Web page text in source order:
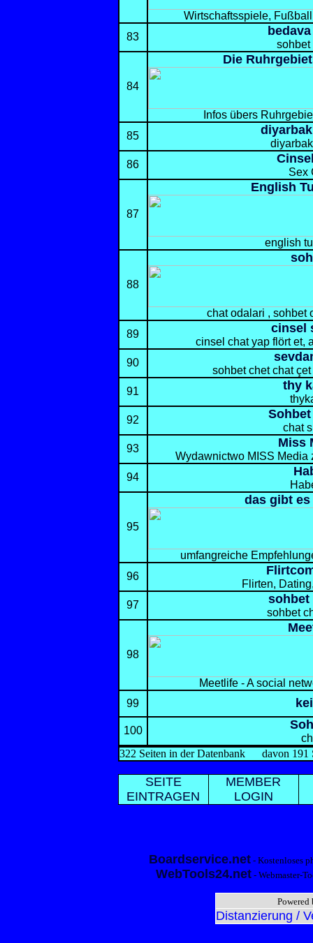
Wirtschaftsspiele,
83
sohbet
84
Die
Infos übers
85
86
Sex
87
English
english
88
chat odalari , sohbet
89
cinsel
cinsel chat yap flört et,
90
sohbet chet chat
91
thy
92
chat
93
Miss
Wydawnictwo MISS Media
94
95
das gibt
umfangreiche
96
Flirten,
97
sohbet
sohbet
98
Meetlife - A social
99
100
322 Seiten in der Datenbank
davon 191
SEITE
EINTRAGEN
MEMBER
LOGIN
Boardservice.net - Kostenloses
WebTools24.net- Webmaster-
Powered
Distanzierung /